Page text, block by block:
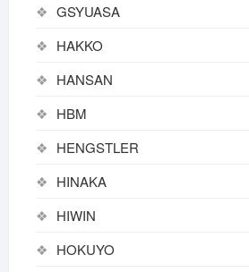
GSYUASA
HAKKO
HANSAN
HBM
HENGSTLER
HINAKA
HIWIN
HOKUYO